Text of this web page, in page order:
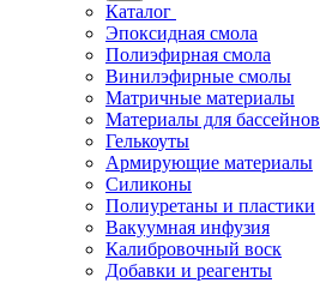
Каталог
Эпоксидная смола
Полиэфирная смола
Винилэфирные смолы
Матричные материалы
Материалы для бассейнов
Гелькоуты
Армирующие материалы
Силиконы
Полиуретаны и пластики
Вакуумная инфузия
Калибровочный воск
Добавки и реагенты